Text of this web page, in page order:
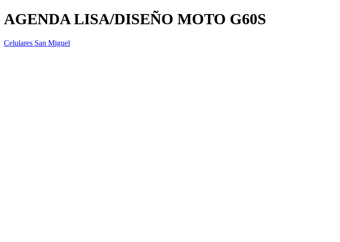
AGENDA LISA/DISEÑO MOTO G60S
Celulares San Miguel